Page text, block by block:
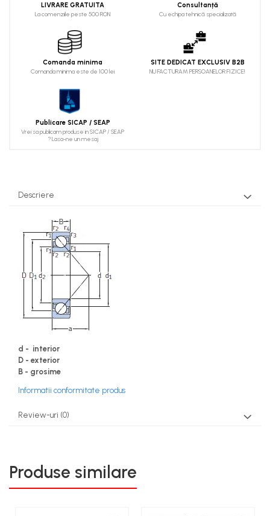
LIVRARE GRATUITA
La comenziile peste 500 RON
Consultanță
Cu echipa tehnică specializată
Comanda minima
Comanda minima este de 100 lei
SITE DEDICAT EXCLUSIV B2B
NU FACTURAM PERSOANELOR FIZICE!
Publicare SICAP / SEAP
Vrei sa publicam produse in SICAP / SEAP
? Lasa-ne un mesaj
Descriere
d - interior
D - exterior
B - grosime
Informatii conformitate produs
Review-uri (0)
Produse similare